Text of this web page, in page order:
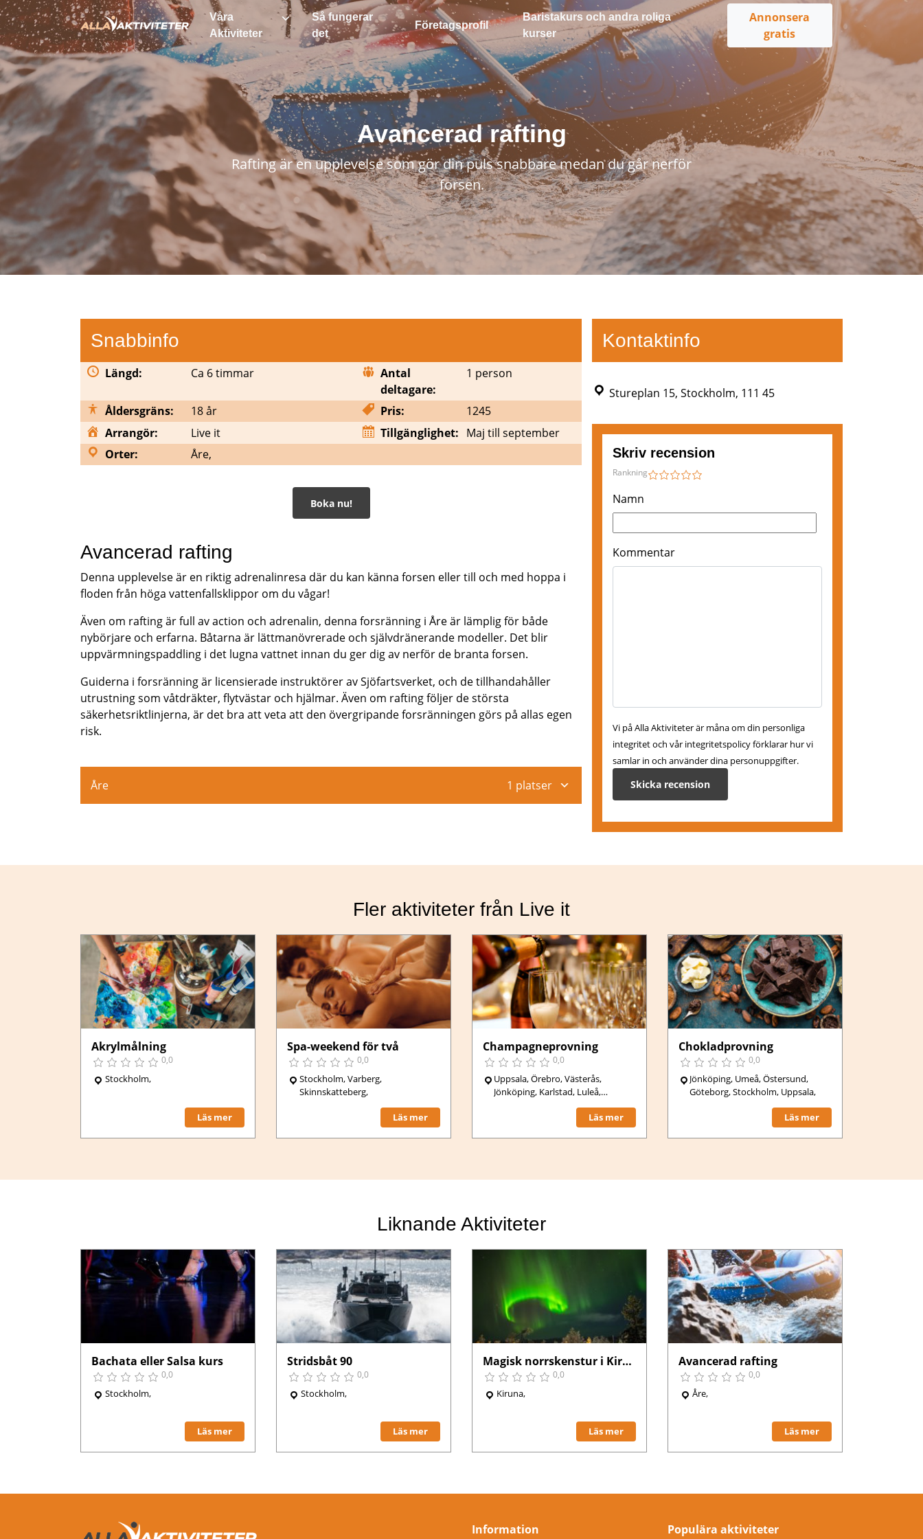
Våra
Aktiviteter
Så fungerar
det
Företagsprofil
Baristakurs och andra roliga
kurser
Annonsera
gratis
Avancerad rafting
Rafting är en upplevelse som gör din puls snabbare medan du går nerför
forsen.
Snabbinfo
Längd: Ca 6 timmar
Antal
deltagare:
1 person
Åldersgräns: 18 år Pris:
1245
Arrangör:
Live it Tillgänglighet: Maj till september
Orter:
Åre,
Boka nu!
Avancerad rafting
Denna upplevelse är en riktig adrenalinresa där du kan känna forsen eller till och med hoppa i
floden från höga vattenfallsklippor om du vågar!
Även om rafting är full av action och adrenalin, denna forsränning i Åre är lämplig för både
nybörjare och erfarna. Båtarna är lättmanövrerade och självdränerande modeller. Det blir
uppvärmningspaddling i det lugna vattnet innan du ger dig av nerför de branta forsen.
Guiderna i forsränning är licensierade instruktörer av Sjöfartsverket, och de tillhandahåller
utrustning som våtdräkter, flytvästar och hjälmar. Även om rafting följer de största
säkerhetsriktlinjerna, är det bra att veta att den övergripande forsränningen görs på allas egen
risk.
Åre 1 platser
,
Åre
Boka här
Kontaktinfo
Stureplan 15, Stockholm, 111 45
Skriv recension
Rankning 5
4
3
2
1
Namn
Kommentar
Vi på Alla Aktiviteter är måna om din personliga
integritet och vår integritetspolicy förklarar hur vi
samlar in och använder dina personuppgifter.
Fler aktiviteter från Live it
Akrylmålning
0,0
Stockholm,
Läs mer
Spa-weekend för två
0,0
Stockholm, Varberg,
Skinnskatteberg,
Läs mer
Champagneprovning
0,0
Uppsala, Örebro, Västerås,
Jönköping, Karlstad, Luleå,
Göteborg, Stockholm, Malmö,
Läs mer
Chokladprovning
0,0
Jönköping, Umeå, Östersund,
Göteborg, Stockholm, Uppsala,
Läs mer
Liknande Aktiviteter
Bachata eller Salsa kurs
0,0
Stockholm,
Läs mer
Stridsbåt 90
0,0
Stockholm,
Läs mer
Magisk norrskenstur i Kiruna
0,0
Kiruna,
Läs mer
Avancerad rafting
0,0
Åre,
Läs mer
Information Populära aktiviteter